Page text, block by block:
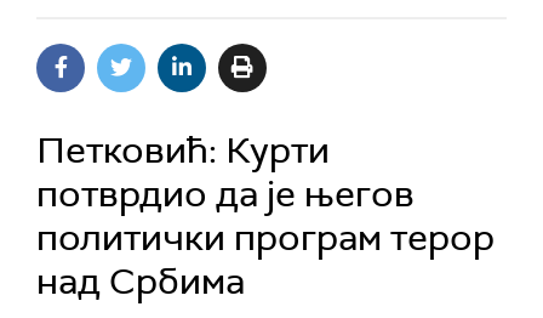
Петковић: Курти
потврдио да је његов
политички програм терор
над Србима